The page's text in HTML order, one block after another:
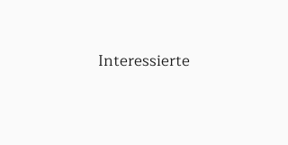
Interessierte